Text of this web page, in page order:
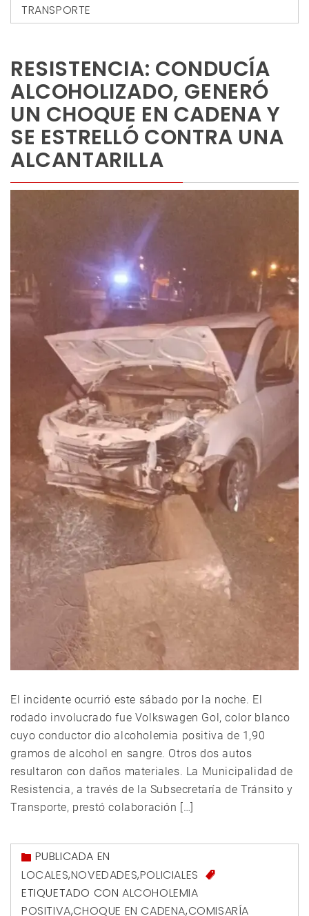
TRANSPORTE
RESISTENCIA: CONDUCÍA
ALCOHOLIZADO, GENERÓ
UN CHOQUE EN CADENA Y
SE ESTRELLÓ CONTRA UNA
ALCANTARILLA
El incidente ocurrió este sábado por la noche. El
rodado involucrado fue Volkswagen Gol, color blanco
cuyo conductor dio alcoholemia positiva de 1,90
gramos de alcohol en sangre. Otros dos autos
resultaron con daños materiales. La Municipalidad de
Resistencia, a través de la Subsecretaría de Tránsito y
Transporte, prestó colaboración […]
PUBLICADA EN
LOCALES,NOVEDADES,POLICIALES
ETIQUETADO CON ALCOHOLEMIA
POSITIVA,CHOQUE EN CADENA,COMISARÍA